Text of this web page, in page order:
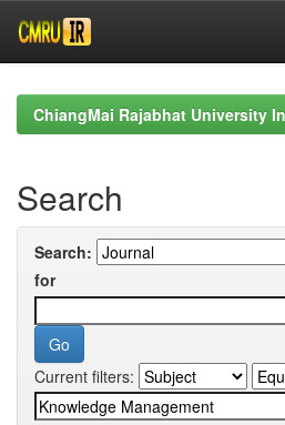
navigationChiangMai Rajabhat University
Search
Search:
for
Current filters: